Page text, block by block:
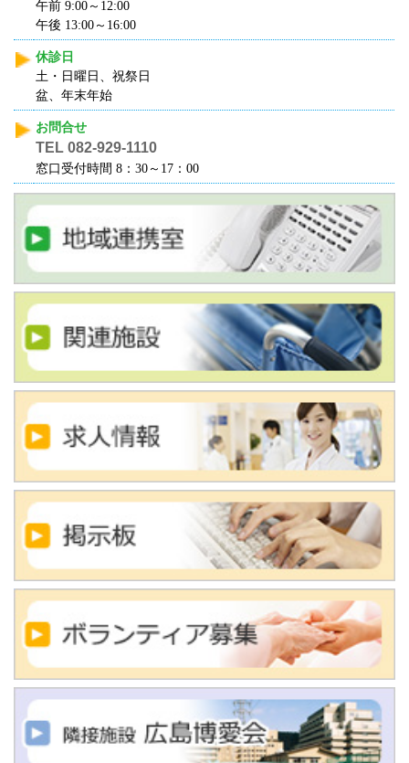
午前 9:00～12:00
午後 13:00～16:00
休診日
土・日曜日、祝祭日
盆、年末年始
お問合せ
TEL 082-929-1110
窓口受付時間 8：30～17：00